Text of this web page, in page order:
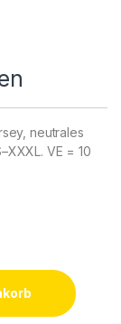
neutrales
VE = 10